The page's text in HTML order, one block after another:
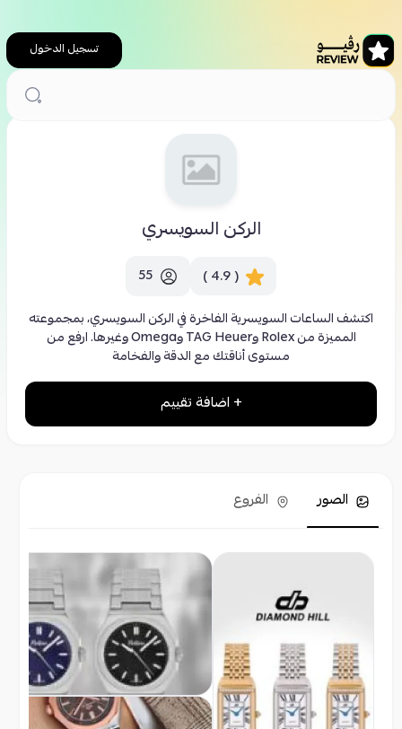
تسجيل الدخول
الركن السويسري
( 4.9 )
55
اكتشف الساعات السويسرية الفاخرة في الركن السويسري، بمجموعته
المميزة من Rolex وTAG Heuer وOmega وغيرها. ارفع من
مستوى أناقتك مع الدقة والفخامة
+ اضافة تقييم
الصور الفروع